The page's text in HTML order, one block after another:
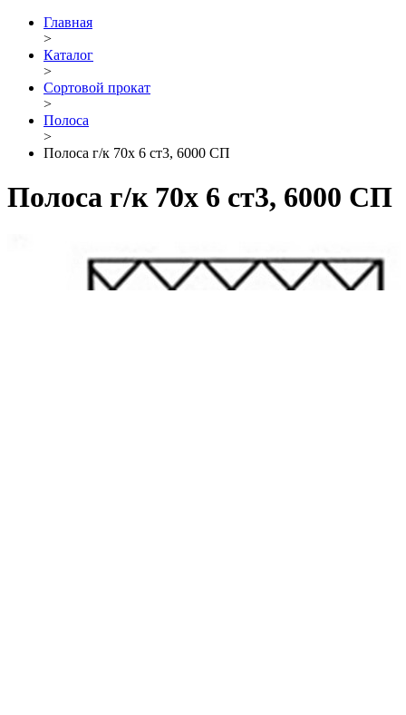
Главная
>
Каталог
>
Сортовой прокат
>
Полоса
>
Полоса г/к 70х 6 ст3, 6000 СП
Полоса г/к 70х 6 ст3, 6000 СП